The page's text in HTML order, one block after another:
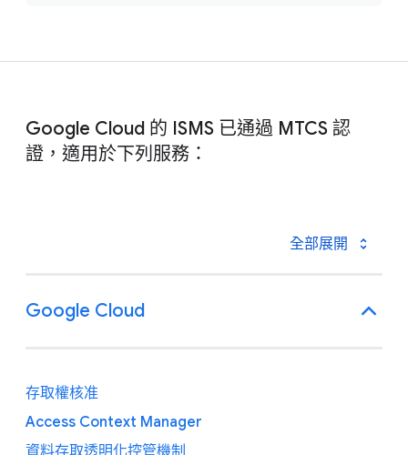
Google Cloud 的 ISMS 已通過 MTCS 認
證，適用於下列服務：
全部展開
Google Cloud
存取權核准
Access Context Manager
資料存取透明化控管機制